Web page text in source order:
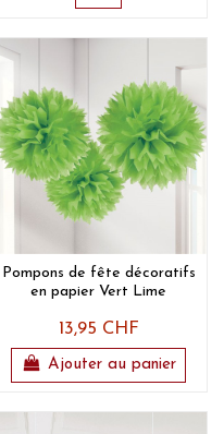
Pompons de fête décoratifs
en papier Vert Lime
13,95 CHF
Ajouter au panier